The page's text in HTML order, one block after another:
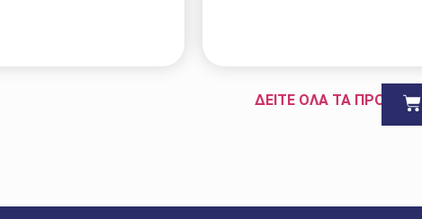
ΔΕΙΤΕ ΟΛΑ ΤΑ ΠΡΟΪΟΝΤΑ